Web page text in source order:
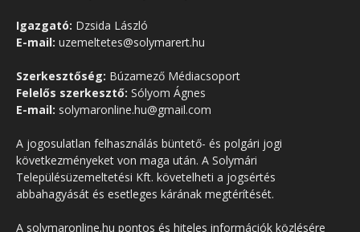
Igazgató: Dzsida László
E-mail: uzemeltetes@solymarert.hu
Szerkesztőség: Búzamező Médiacsoport
Felelős szerkesztő: Sólyom Ágnes
E-mail: solymaronline.hu@gmail.com
A jogosulatlan felhasználás büntető- és polgári jogi
következményeket von maga után. A Solymári
Településüzemeltetési Kft. követelheti a jogsértés
abbahagyását és esetleges kárának megtérítését.
A solymaronline.hu pontos és hiteles információk közlésére